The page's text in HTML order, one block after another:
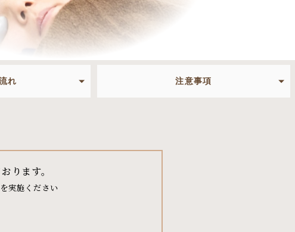
れ 注意事項
ります。
実施ください